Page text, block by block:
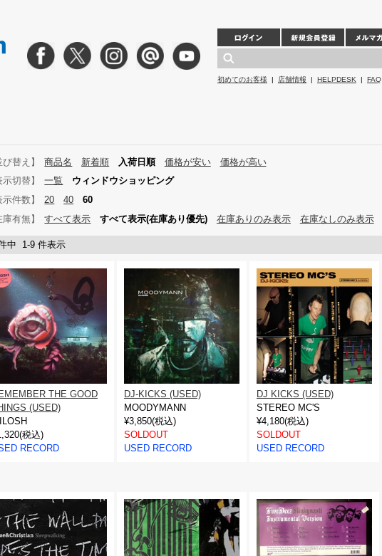
初めてのお客様 | 店舗情報 | HELPDESK | FAQ
替え】 商品名 新着順 入荷日順 価格が安い
価格が高い
切替】
一覧
ウィンドウショッピング
件数】
20 40
60
有無】
すべて表示 すべて表示(在庫あり優先) 在庫ありのみ表示 在庫なしのみ表示
中 1-9 件表示
THE GOOD
(USED)
税込)
RECORD
DJ-KICKS (USED)
MOODYMANN
¥3,850(税込)
SOLDOUT
USED RECORD
DJ KICKS (USED)
STEREO MC'S
¥4,180(税込)
SOLDOUT
USED RECORD